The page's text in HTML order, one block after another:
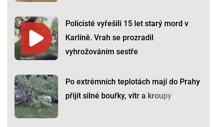
Policisté vyřešili 15 let starý mord v
Karlíně. Vrah se prozradil
vyhrožováním sestře
Po extrémních teplotách mají do Prahy
přijít silné bouřky, vítr a kroupy